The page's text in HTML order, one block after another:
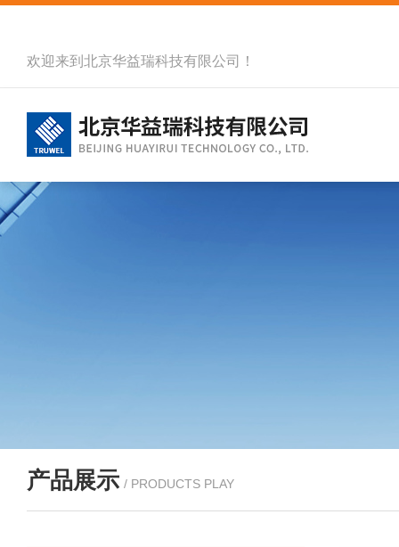
欢迎来到北京华益瑞科技有限公司！
产品展示 / PRODUCTS PLAY